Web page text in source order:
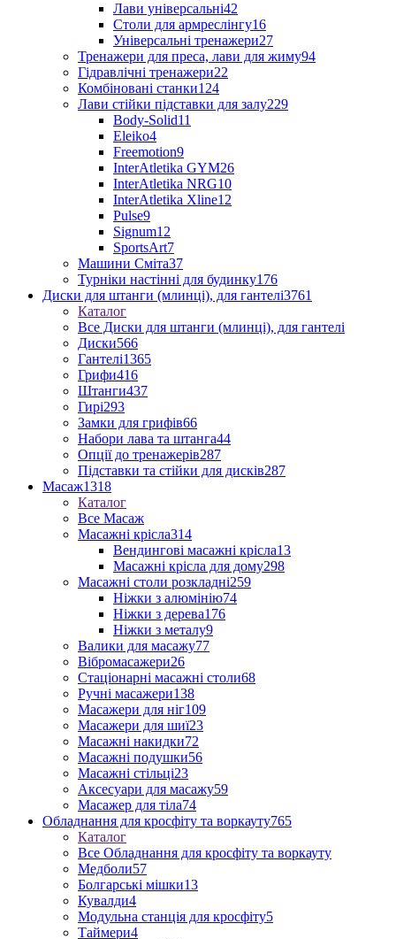
Лави універсальні42
Столи для армреслінгу16
Універсальні тренажери27
Тренажери для преса, лави для жиму94
Гідравлічні тренажери22
Комбіновані станки124
Лави стійки підставки для залу229
Body-Solid11
Eleiko4
Freemotion9
InterAtletika GYM26
InterAtletika NRG10
InterAtletika Xline12
Pulse9
Signum12
SportsArt7
Машини Сміта37
Турніки настінні для будинку176
Диски для штанги (млинці), для гантелі3761
Каталог
Все Диски для штанги (млинці), для гантелі
Диски566
Гантелі1365
Грифи416
Штанги437
Гирі293
Замки для грифів66
Набори лава та штанга44
Опції до тренажерів287
Підставки та стійки для дисків287
Масаж1318
Каталог
Все Масаж
Масажні крісла314
Вендингові масажні крісла13
Масажні крісла для дому298
Масажні столи розкладні259
Ніжки з алюмінію74
Ніжки з дерева176
Ніжки з металу9
Валики для масажу77
Вібромасажери26
Стаціонарні масажні столи68
Ручні масажери138
Масажери для ніг109
Масажери для шиї23
Масажні накидки72
Масажні подушки56
Масажні стільці23
Аксесуари для масажу59
Масажер для тіла74
Обладнання для кросфіту та воркауту765
Каталог
Все Обладнання для кросфіту та воркауту
Медболи57
Болгарські мішки13
Кувалди4
Модульна станція для кросфіту5
Таймери4